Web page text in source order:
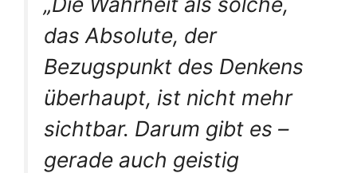
das Absolute, der
Bezugspunkt des Denkens
überhaupt, ist nicht mehr
sichtbar. Darum gibt es –
gerade auch geistig